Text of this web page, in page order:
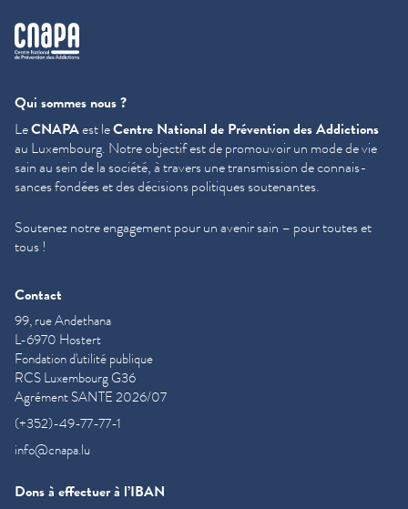
cnapa
Qui sommes nous ?
LeCNAPAest leCentre National de Prévention des Addictions
au Luxembourg. Notre objectif est de promouvoir un mode de vie
sain au sein de la société, à travers une trans­mis­sion de con­nais­
sances fondées et des décisions politiques soutenantes.
Soutenez notre engagement pour un avenir sain – pour toutes et
tous !
Contact
99, rue Andethana
L-6970 Hostert
Fondation d'utilité publique
RCS Luxembourg G36
Agrément SANTE 2026/07
(+352)-49-77-77-1
info@cnapa.lu
Dons à effectuer à l’IBAN